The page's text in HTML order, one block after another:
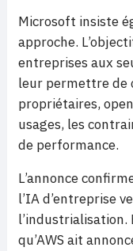
Microsoft insiste
approche.
entreprises aux
leur permettre de
propriétaires,
usages, les
de performance.
L’annonce
l’IA d’entreprise
qu’AWS ait